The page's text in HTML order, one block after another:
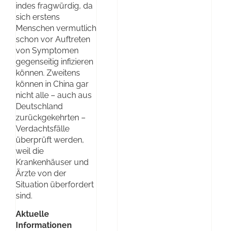
indes fragwürdig, da
sich erstens
Menschen vermutlich
schon vor Auftreten
von Symptomen
gegenseitig infizieren
können. Zweitens
können in China gar
nicht alle – auch aus
Deutschland
zurückgekehrten –
Verdachtsfälle
überprüft werden,
weil die
Krankenhäuser und
Ärzte von der
Situation überfordert
sind.
Aktuelle
Informationen